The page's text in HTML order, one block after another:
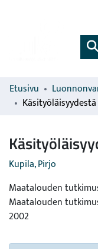
Etusivu
Kupila, Pirjo
Maatalouden
Maatalouden
2002